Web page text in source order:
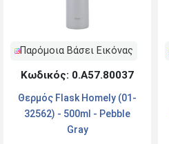
Παρόμοια Βάσει Εικόνας
Κωδικός: 0.Α57.80037
Θερμός Flask Homely (01-
32562) - 500ml - Pebble
Gray